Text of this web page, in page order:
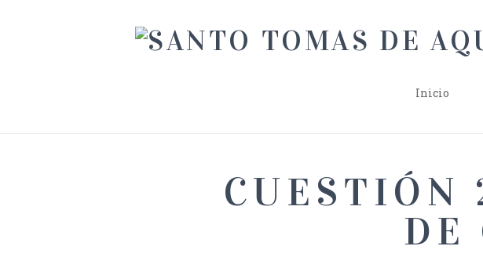
Inicio
CUESTIÓN
DE